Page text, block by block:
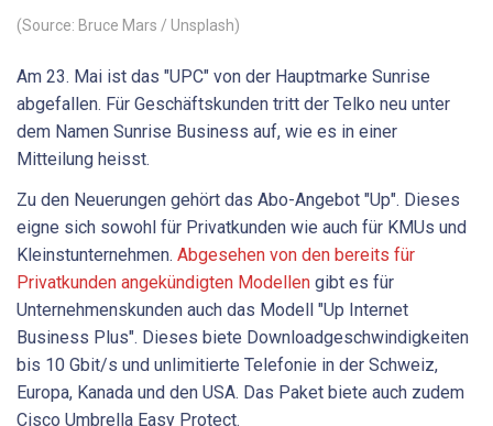
(Source: Bruce Mars / Unsplash)
Am 23. Mai ist das "UPC" von der Hauptmarke Sunrise
abgefallen. Für Geschäftskunden tritt der Telko neu unter
dem Namen Sunrise Business auf, wie es in einer
Mitteilung heisst.
Zu den Neuerungen gehört das Abo-Angebot "Up". Dieses
eigne sich sowohl für Privatkunden wie auch für KMUs und
Kleinstunternehmen. Abgesehen von den bereits für
Privatkunden angekündigten Modellen gibt es für
Unternehmenskunden auch das Modell "Up Internet
Business Plus". Dieses biete Downloadgeschwindigkeiten
bis 10 Gbit/s und unlimitierte Telefonie in der Schweiz,
Europa, Kanada und den USA. Das Paket biete auch zudem
Cisco Umbrella Easy Protect.